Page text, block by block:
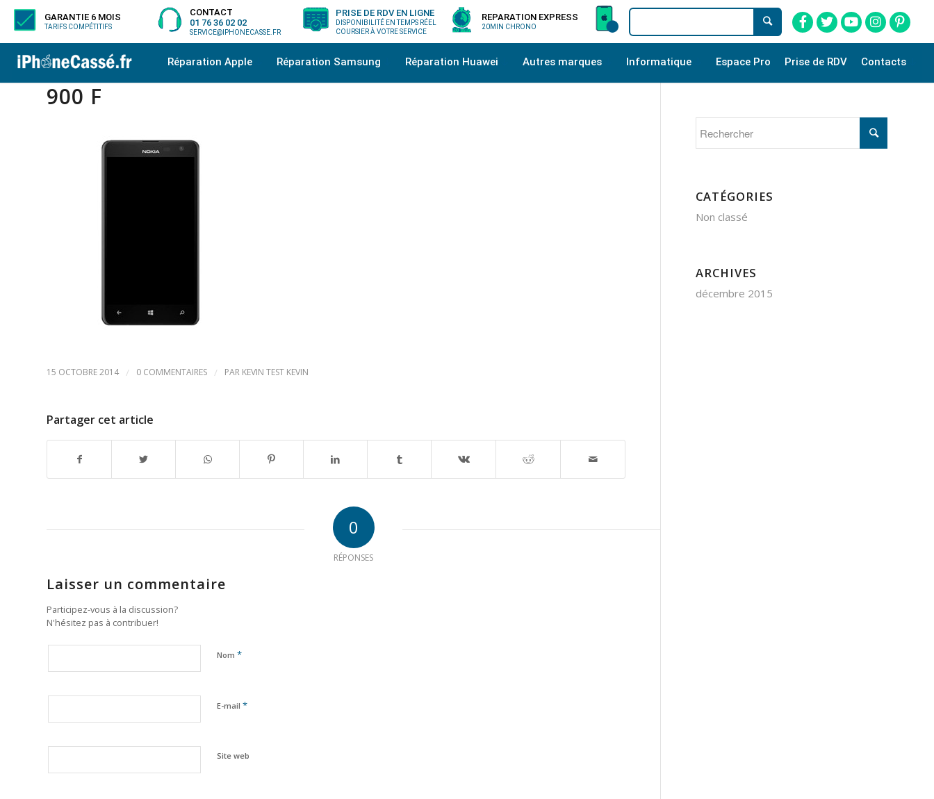
GARANTIE 6 MOIS
TARIFS COMPÉTITIFS
CONTACT
01 76 36 02 02
SERVICE@IPHONECASSE.FR
PRISE DE RDV EN LIGNE
DISPONIBILITÉ EN TEMPS RÉEL
COURSIER À VOTRE SERVICE
REPARATION EXPRESS
20MIN CHRONO
Réparation Apple Réparation Samsung Réparation Huawei Autres marques Informatique Espace Pro Prise de RDV Contacts
900 F
15 OCTOBRE 2014 / 0 COMMENTAIRES / PAR KEVIN TEST KEVIN
Partager cet article
0
RÉPONSES
Laisser un commentaire
Participez-vous à la discussion?
N'hésitez pas à contribuer!
Nom *
E-mail *
Site web
CATÉGORIES
Non classé
ARCHIVES
décembre 2015